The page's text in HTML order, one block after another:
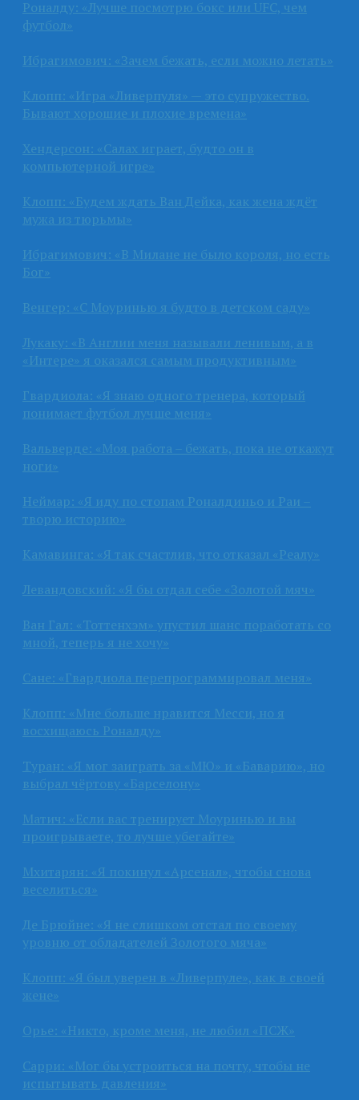
Роналду: «Лучше посмотрю бокс или UFC, чем
футбол»
Ибрагимович: «Зачем бежать, если можно летать»
Клопп: «Игра «Ливерпуля» — это супружество.
Бывают хорошие и плохие времена»
Хендерсон: «Салах играет, будто он в
компьютерной игре»
Клопп: «Будем ждать Ван Дейка, как жена ждёт
мужа из тюрьмы»
Ибрагимович: «В Милане не было короля, но есть
Бог»
Венгер: «С Моуринью я будто в детском саду»
Лукаку: «В Англии меня называли ленивым, а в
«Интере» я оказался самым продуктивным»
Гвардиола: «Я знаю одного тренера, который
понимает футбол лучше меня»
Вальверде: «Моя работа – бежать, пока не откажут
ноги»
Неймар: «Я иду по стопам Роналдиньо и Раи –
творю историю»
Камавинга: «Я так счастлив, что отказал «Реалу»
Левандовский: «Я бы отдал себе «Золотой мяч»
Ван Гал: «Тоттенхэм» упустил шанс поработать со
мной, теперь я не хочу»
Сане: «Гвардиола перепрограммировал меня»
Клопп: «Мне больше нравится Месси, но я
восхищаюсь Роналду»
Туран: «Я мог заиграть за «МЮ» и «Баварию», но
выбрал чёртову «Барселону»
Матич: «Если вас тренирует Моуринью и вы
проигрываете, то лучше убегайте»
Мхитарян: «Я покинул «Арсенал», чтобы снова
веселиться»
Де Брюйне: «Я не слишком отстал по своему
уровню от обладателей Золотого мяча»
Клопп: «Я был уверен в «Ливерпуле», как в своей
жене»
Орье: «Никто, кроме меня, не любил «ПСЖ»
Сарри: «Мог бы устроиться на почту, чтобы не
испытывать давления»